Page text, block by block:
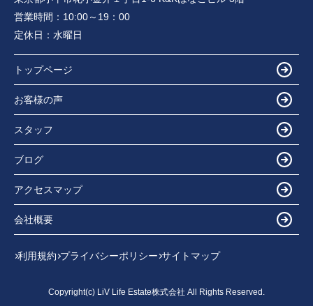
営業時間： 10:00～19：00
定休日： 水曜日
トップページ
お客様の声
スタッフ
ブログ
アクセスマップ
会社概要
利用規約 プライバシーポリシー サイトマップ
Copyright(c) LiV Life Estate株式会社 All Rights Reserved.